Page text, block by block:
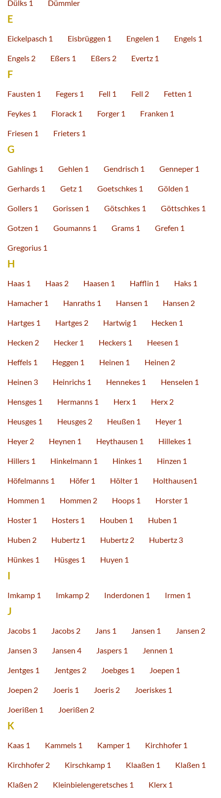
Dülks 1 Dümmler
E
Eickelpasch 1 Eisbrüggen 1 Engelen 1 Engels 1
Engels 2 Eßers 1 Eßers 2 Evertz 1
F
Fausten 1 Fegers 1 Fell 1 Fell 2 Fetten 1
Feykes 1 Florack 1 Forger 1 Franken 1
Friesen 1 Frieters 1
G
Gahlings 1 Gehlen 1 Gendrisch 1 Genneper 1
Gerhards 1 Getz 1 Goetschkes 1 Gölden 1
Gollers 1 Gorissen 1 Götschkes 1 Göttschkes 1
Gotzen 1 Goumanns 1 Grams 1 Grefen 1
Gregorius 1
H
Haas 1 Haas 2 Haasen 1 Hafflin 1 Haks 1
Hamacher 1 Hanraths 1 Hansen 1 Hansen 2
Hartges 1 Hartges 2 Hartwig 1 Hecken 1
Hecken 2 Hecker 1 Heckers 1 Heesen 1
Heffels 1 Heggen 1 Heinen 1 Heinen 2
Heinen 3 Heinrichs 1 Hennekes 1 Henselen 1
Hensges 1 Hermanns 1 Herx 1 Herx 2
Heusges 1 Heusges 2 Heußen 1 Heyer 1
Heyer 2 Heynen 1 Heythausen 1 Hillekes 1
Hillers 1 Hinkelmann 1 Hinkes 1 Hinzen 1
Höfelmanns 1 Höfer 1 Hölter 1 Holthausen1
Hommen 1 Hommen 2 Hoops 1 Horster 1
Hoster 1 Hosters 1 Houben 1 Huben 1
Huben 2 Hubertz 1 Hubertz 2 Hubertz 3
Hünkes 1 Hüsges 1 Huyen 1
I
Imkamp 1 Imkamp 2 Inderdonen 1 Irmen 1
J
Jacobs 1 Jacobs 2 Jans 1 Jansen 1 Jansen 2
Jansen 3 Jansen 4 Jaspers 1 Jennen 1
Jentges 1 Jentges 2 Joebges 1 Joepen 1
Joepen 2 Joeris 1 Joeris 2 Joeriskes 1
Joerißen 1 Joerißen 2
K
Kaas 1 Kammels 1 Kamper 1 Kirchhofer 1
Kirchhofer 2 Kirschkamp 1 Klaaßen 1 Klaßen 1
Klaßen 2 Kleinbielengeretsches 1 Klerx 1